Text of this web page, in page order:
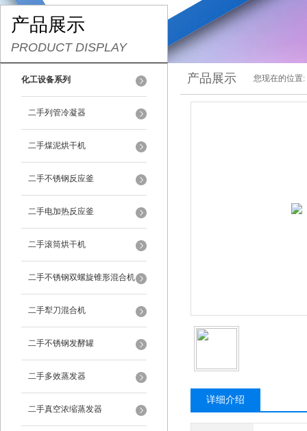
产品展示
PRODUCT DISPLAY
化工设备系列
二手列管冷凝器
二手煤泥烘干机
二手不锈钢反应釜
二手电加热反应釜
二手滚筒烘干机
二手不锈钢双螺旋锥形混合机
二手犁刀混合机
二手不锈钢发酵罐
二手多效蒸发器
二手真空浓缩蒸发器
产品展示 您现在的位置:
详细介绍